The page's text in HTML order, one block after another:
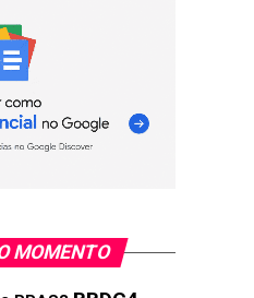
MOMENTO